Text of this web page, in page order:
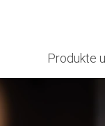
Produkte